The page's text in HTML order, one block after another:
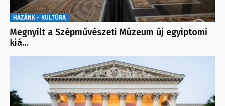
HAZÁNK - KULTÚRA
Megnyílt a Szépművészeti Múzeum új egyiptomi
kiá…